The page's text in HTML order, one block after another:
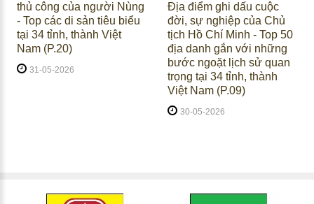
thủ công của người Nùng
- Top các di sản tiêu biểu
tại 34 tỉnh, thành Việt
Nam (P.20)
31-05-2026
Địa điểm ghi dấu cuộc
đời, sự nghiệp của Chủ
tịch Hồ Chí Minh - Top 50
địa danh gắn với những
bước ngoặt lịch sử quan
trọng tại 34 tỉnh, thành
Việt Nam (P.09)
30-05-2026